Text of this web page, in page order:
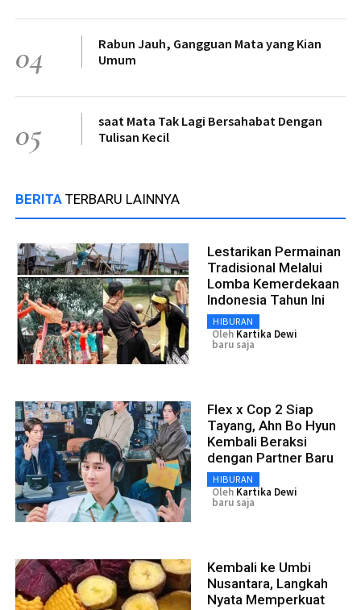
04
Rabun Jauh, Gangguan Mata yang Kian
Umum
05
saat Mata Tak Lagi Bersahabat Dengan
Tulisan Kecil
BERITA TERBARU LAINNYA
Lestarikan Permainan
Tradisional Melalui
Lomba Kemerdekaan
Indonesia Tahun Ini
HIBURAN
Oleh Kartika Dewi
baru saja
Flex x Cop 2 Siap
Tayang, Ahn Bo Hyun
Kembali Beraksi
dengan Partner Baru
HIBURAN
Oleh Kartika Dewi
baru saja
Kembali ke Umbi
Nusantara, Langkah
Nyata Memperkuat